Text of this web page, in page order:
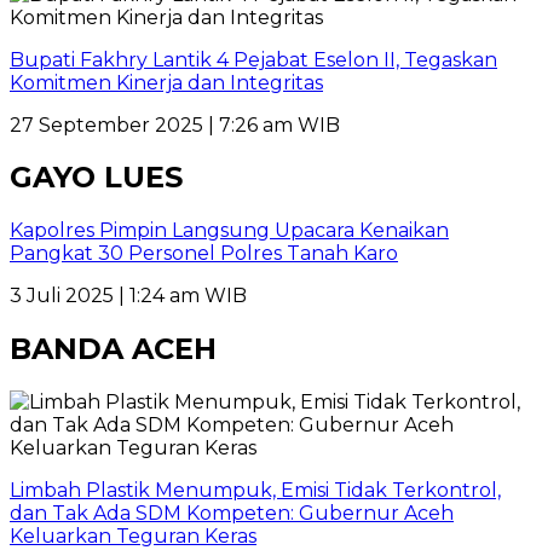
Bupati Fakhry Lantik 4 Pejabat Eselon II, Tegaskan
Komitmen Kinerja dan Integritas
27 September 2025 | 7:26 am WIB
GAYO LUES
Kapolres Pimpin Langsung Upacara Kenaikan
Pangkat 30 Personel Polres Tanah Karo
3 Juli 2025 | 1:24 am WIB
BANDA ACEH
Limbah Plastik Menumpuk, Emisi Tidak Terkontrol,
dan Tak Ada SDM Kompeten: Gubernur Aceh
Keluarkan Teguran Keras